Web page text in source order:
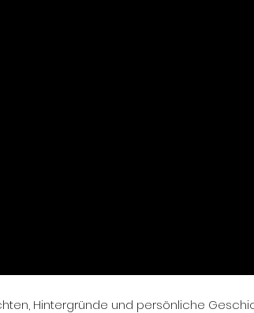
Hintergründe und persönliche